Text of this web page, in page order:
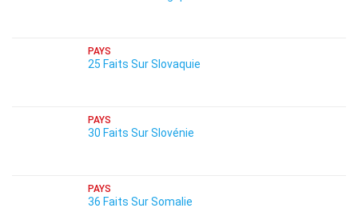
PAYS
25 Faits Sur Slovaquie
PAYS
30 Faits Sur Slovénie
PAYS
36 Faits Sur Somalie